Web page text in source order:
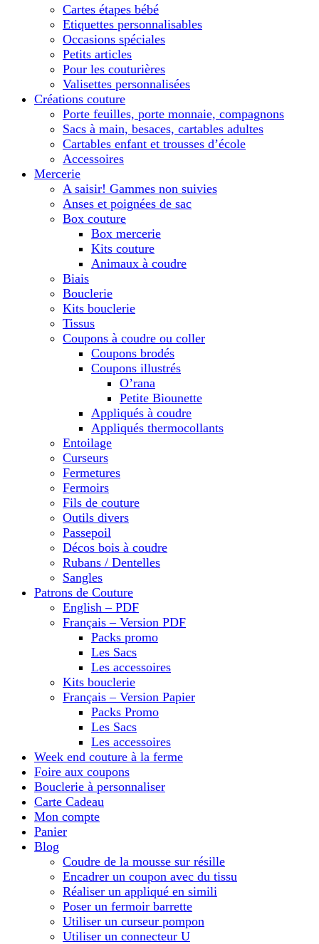
Cartes étapes bébé
Etiquettes personnalisables
Occasions spéciales
Petits articles
Pour les couturières
Valisettes personnalisées
Créations couture
Porte feuilles, porte monnaie, compagnons
Sacs à main, besaces, cartables adultes
Cartables enfant et trousses d’école
Accessoires
Mercerie
A saisir! Gammes non suivies
Anses et poignées de sac
Box couture
Box mercerie
Kits couture
Animaux à coudre
Biais
Bouclerie
Kits bouclerie
Tissus
Coupons à coudre ou coller
Coupons brodés
Coupons illustrés
O’rana
Petite Biounette
Appliqués à coudre
Appliqués thermocollants
Entoilage
Curseurs
Fermetures
Fermoirs
Fils de couture
Outils divers
Passepoil
Décos bois à coudre
Rubans / Dentelles
Sangles
Patrons de Couture
English – PDF
Français – Version PDF
Packs promo
Les Sacs
Les accessoires
Kits bouclerie
Français – Version Papier
Packs Promo
Les Sacs
Les accessoires
Week end couture à la ferme
Foire aux coupons
Bouclerie à personnaliser
Carte Cadeau
Mon compte
Panier
Blog
Coudre de la mousse sur résille
Encadrer un coupon avec du tissu
Réaliser un appliqué en simili
Poser un fermoir barrette
Utiliser un curseur pompon
Utiliser un connecteur U